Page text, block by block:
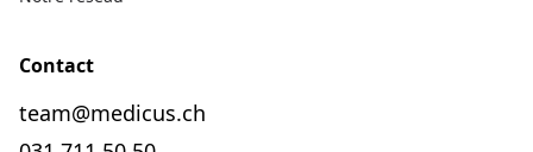
Contact
team@medicus.ch